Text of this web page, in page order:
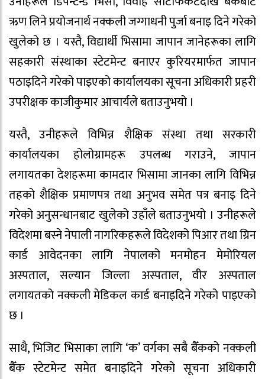
ऋण लिने प्रयोजनार्थ नक्कली जग्गाधनी पुर्जा बनाइ दिने गरेको
खुलेको छ । यस्तै, विद्यार्थी भिसामा जापान जानेहरूका लागि
सहकारी संस्थाका स्टेटमेन्ट बनाएर कुरियरमार्फत जापान
पठाइदिने गरेको पाइएको कार्यालयका सूचना अधिकारी प्रहरी
उपरीक्षक काजीकुमार आचार्यले बताउनुभयो ।
यस्तै, उनीहरूले विभिन्न शैक्षिक संस्था तथा सरकारी
कार्यालयका होलोग्रामहरू उपलब्ध गराउने, जापान
लगायतका देशहरूमा कामदार भिसामा जानका लागि विभिन्न
तहको शैक्षिक प्रमाणपत्र तथा अनुभव समेत पत्र बनाइ दिने
गरेको अनुसन्धानबाट खुलेको उहाँले बताउनुभयो । उनीहरूले
विदेशमा बस्ने नेपाली नागरिकहरूले विदेशको पिआर तथा ग्रिन
कार्ड आवेदनका लागि नेपालको मनमोहन मेमोरियल
अस्पताल, सल्यान जिल्ला अस्पताल, वीर अस्पताल
लगायतको नक्कली मेडिकल कार्ड बनाइदिने गरेको पाइएको
छ ।
साथै, भिजिट भिसाका लागि ‘क’ वर्गका सबै बैँकको नक्कली
बैँक स्टेटमेन्ट समेत बनाइदिने गरेको सूचना अधिकारी